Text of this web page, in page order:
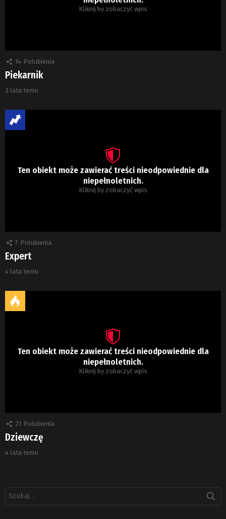
Kliknij by zobaczyć wpis
14 Polubienia
Piekarnik
3 lata temu
Ten obiekt może zawierać treści nieodpowiednie dla
niepełnoletnich.
Kliknij by zobaczyć wpis
7 Polubienia
Expert
4 lata temu
Ten obiekt może zawierać treści nieodpowiednie dla
niepełnoletnich.
Kliknij by zobaczyć wpis
21 Polubienia
Dziewczę
4 lata temu